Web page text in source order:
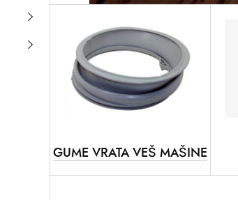
GUME VRATA VEŠ MAŠINE